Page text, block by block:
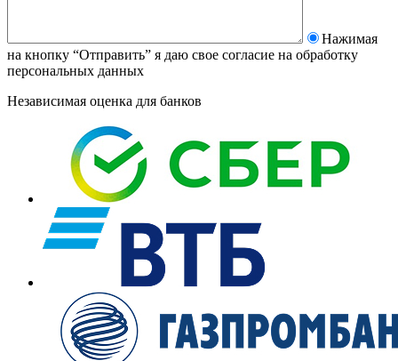
Нажимая
на кнопку “Отправить” я даю свое согласие на обработку
персональных данных
Независимая оценка для банков